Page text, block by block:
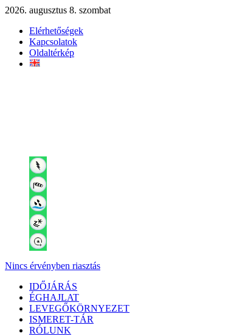
2026. augusztus 8. szombat
Elérhetőségek
Kapcsolatok
Oldaltérkép
Nincs érvényben riasztás
IDŐJÁRÁS
ÉGHAJLAT
LEVEGŐKÖRNYEZET
ISMERET-TÁR
RÓLUNK